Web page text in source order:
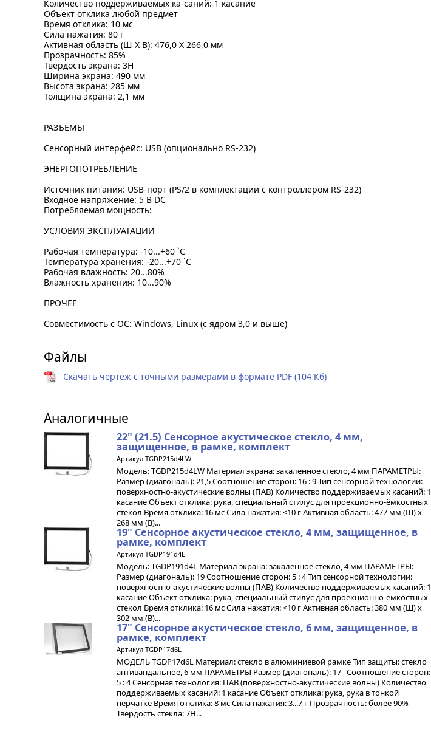
Количество поддерживаемых ка-саний: 1 касание
Объект отклика любой предмет
Время отклика: 10 мс
Сила нажатия: 80 г
Активная область (Ш X В): 476,0 X 266,0 мм
Прозрачность: 85%
Твердость экрана: 3H
Ширина экрана: 490 мм
Высота экрана: 285 мм
Толщина экрана: 2,1 мм
РАЗЪЁМЫ
Сенсорный интерфейс: USB (опционально RS-232)
ЭНЕРГОПОТРЕБЛЕНИЕ
Источник питания: USB-порт (PS/2 в комплектации с контроллером RS-232)
Входное напряжение: 5 В DC
Потребляемая мощность:
УСЛОВИЯ ЭКСПЛУАТАЦИИ
Рабочая температура: -10...+60 `C
Температура хранения: -20...+70 `C
Рабочая влажность: 20...80%
Влажность хранения: 10...90%
ПРОЧЕЕ
Совместимость с ОС: Windows, Linux (с ядром 3,0 и выше)
Файлы
Скачать чертеж с точными размерами в формате PDF (104 Кб)
Аналогичные
22" (21.5) Cенсорное акустическое стекло, 4 мм,
защищенное, в рамке, комплект
Артикул TGDP215d4LW
Модель: TGDP215d4LW Материал экрана: закаленное стекло, 4 мм ПАРАМЕТРЫ:
Размер (диагональ): 21,5 Соотношение сторон: 16 : 9 Тип сенсорной технологии:
поверхностно-акустические волны (ПАВ) Количество поддерживаемых касаний: 1
касание Объект отклика: рука, специальный стилус для проекционно-ёмкостных
стекол Время отклика: 16 мс Сила нажатия: <10 г Активная область: 477 мм (Ш) х
268 мм (В)...
19" Cенсорное акустическое стекло, 4 мм, защищенное, в
рамке, комплект
Артикул TGDP191d4L
Модель: TGDP191d4L Материал экрана: закаленное стекло, 4 мм ПАРАМЕТРЫ:
Размер (диагональ): 19 Соотношение сторон: 5 : 4 Тип сенсорной технологии:
поверхностно-акустические волны (ПАВ) Количество поддерживаемых касаний: 1
касание Объект отклика: рука, специальный стилус для проекционно-ёмкостных
стекол Время отклика: 16 мс Сила нажатия: <10 г Активная область: 380 мм (Ш) х
302 мм (В)...
17" Cенсорное акустическое стекло, 6 мм, защищенное, в
рамке, комплект
Артикул TGDP17d6L
МОДЕЛЬ TGDP17d6L Материал: стекло в алюминиевой рамке Тип защиты: стекло
антивандальное, 6 мм ПАРАМЕТРЫ Размер (диагональ): 17'' Соотношение сторон:
5 : 4 Сенсорная технология: ПАВ (поверхностно-акустические волны) Количество
поддерживаемых касаний: 1 касание Объект отклика: рука, рука в тонкой
перчатке Время отклика: 8 мс Сила нажатия: 3...7 г Прозрачность: более 90%
Твердость стекла: 7Н...